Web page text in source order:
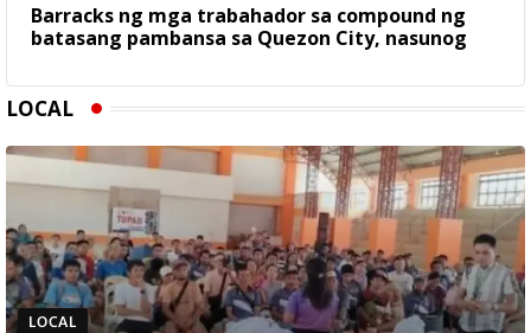
Barracks ng mga trabahador sa compound ng
batasang pambansa sa Quezon City, nasunog
LOCAL
LOCAL